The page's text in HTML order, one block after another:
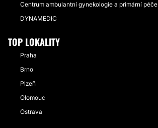
Centrum ambulantní gynekologie a primární péče
DYNAMEDIC
TOP LOKALITY
Praha
Brno
Plzeň
Olomouc
Ostrava